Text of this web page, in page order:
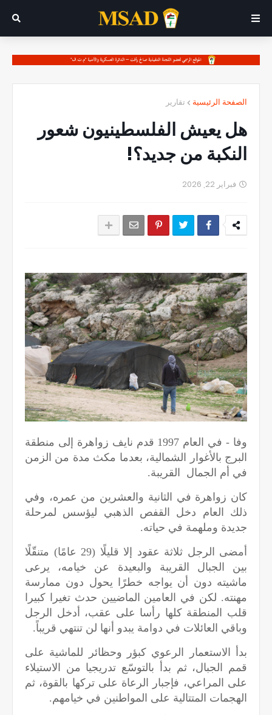
الصفحة الرئيسية تقارير
هل يعيش الفلسطينيون شعور
النكبة من جديد؟!
فبراير 22, 2026
وفا - في العام 1997 قدم نايف زواهرة إلى منطقة
البرج بالأغوار الشمالية، بعدما مكث مدة من الزمن
في أم الجمال القريبة.
كان زواهرة في الثانية والعشرين من عمره، وفي
ذلك العام دخل القفص الذهبي ليؤسس لمرحلة
جديدة وملهمة في حياته.
أمضى الرجل ثلاثة عقود إلا قليلًا (29 عامًا) متنقّلًا
بين الجبال القريبة والبعيدة عن خيامه، يرعى
ماشيته دون أن يواجه خطرًا يحول دون ممارسة
مهنته. لكن في العامين الماضيين حدث تغيرا كبيرا
قلب المنطقة كلها رأسا على عقب، أدخل الرجل
وباقي العائلات في دوامة يبدو أنها لن تنتهي قريباً.
بدأ الاستعمار الرعوي كبؤر وحظائر للماشية على
قمم الجبال، ثم بدأ بالتوسّع تدريجيا من الاستيلاء
على المراعي، فإجبار الرعاة على تركها بالقوة، ثم
الهجمات المتتالية على المواطنين في خيامهم.